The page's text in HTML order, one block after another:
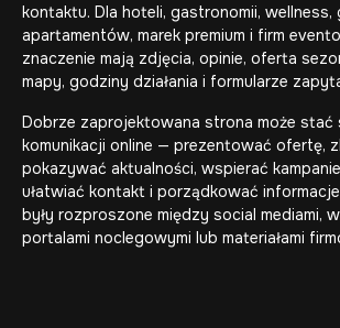
kontaktu. Dla hoteli, gastronomii, wellness,
apartamentów, marek premium i firm
znaczenie mają zdjęcia, opinie, oferta
mapy, godziny działania i formularze
Dobrze zaprojektowana strona może stać
komunikacji online — prezentować ofertę,
pokazywać aktualności, wspierać
ułatwiać kontakt i porządkować
były rozproszone między social mediami,
portalami noclegowymi lub materiałami